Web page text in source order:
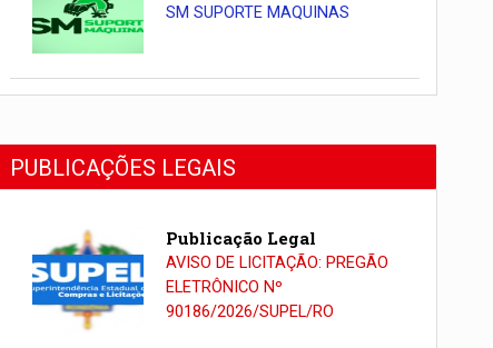
SM SUPORTE MAQUINAS
PUBLICAÇÕES LEGAIS
Publicação Legal
AVISO DE LICITAÇÃO: PREGÃO
ELETRÔNICO Nº
90186/2026/SUPEL/RO